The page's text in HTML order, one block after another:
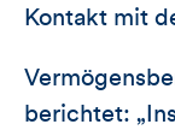
Kontakt mit
berichtet: